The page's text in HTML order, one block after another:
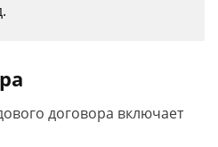
договора включает